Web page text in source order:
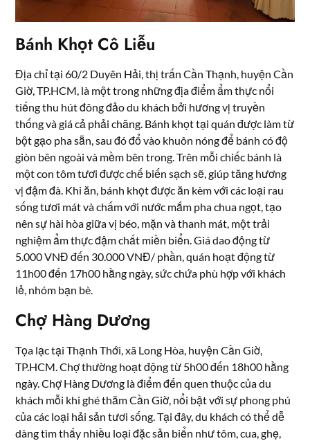
Bánh Khọt Cô Liễu
Địa chỉ tại 60/2 Duyên Hải, thị trấn Cần Thạnh, huyện Cần
Giờ, TP.HCM, là một trong những địa điểm ẩm thực nổi
tiếng thu hút đông đảo du khách bởi hương vị truyền
thống và giá cả phải chăng. Bánh khọt tại quán được làm từ
bột gạo pha sẵn, sau đó đổ vào khuôn nóng để bánh có độ
giòn bên ngoài và mềm bên trong. Trên mỗi chiếc bánh là
một con tôm tươi được chế biến sạch sẽ, giúp tăng hương
vị đậm đà. Khi ăn, bánh khọt được ăn kèm với các loại rau
sống tươi mát và chấm với nước mắm pha chua ngọt, tạo
nên sự hài hòa giữa vị béo, mặn và thanh mát, một trải
nghiệm ẩm thực đậm chất miền biển. Giá dao động từ
5.000 VNĐ đến 30.000 VNĐ/ phần, quán hoạt động từ
11h00 đến 17h00 hằng ngày, sức chứa phù hợp với khách
lẻ, nhóm bạn bè.
Chợ Hàng Dương
Tọa lạc tại Thạnh Thới, xã Long Hòa, huyện Cần Giờ,
TP.HCM. Chợ thường hoạt động từ 5h00 đến 18h00 hằng
ngày. Chợ Hàng Dương là điểm đến quen thuộc của du
khách mỗi khi ghé thăm Cần Giờ, nổi bật với sự phong phú
của các loại hải sản tươi sống. Tại đây, du khách có thể dễ
dàng tìm thấy nhiều loại đặc sản biển như tôm, cua, ghẹ,